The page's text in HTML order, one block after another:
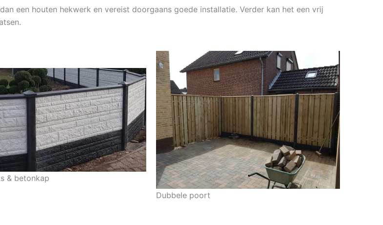
een houten hekwerk en vereist doorgaans goede installatie. Verder kan het een vrij
& betonkap
Dubbele poort